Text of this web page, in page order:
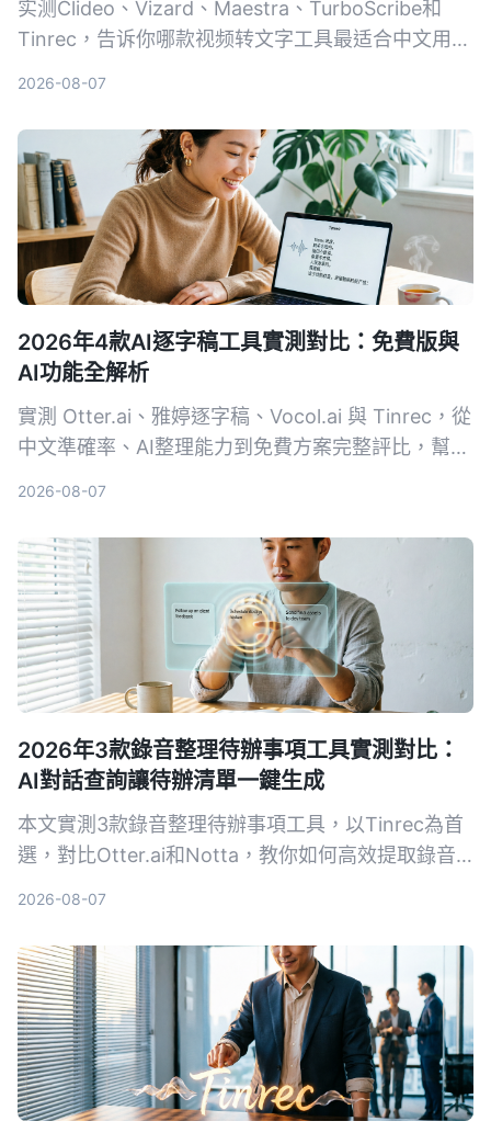
实测Clideo、Vizard、Maestra、TurboScribe和
Tinrec，告诉你哪款视频转文字工具最适合中文用
2026-08-07
2026年4款AI逐字稿工具實測對比：免費版與
AI功能全解析
實測 Otter.ai、雅婷逐字稿、Vocol.ai 與 Tinrec，從
中文準確率、AI整理能力到免費方案完整評比，幫你
2026-08-07
2026年3款錄音整理待辦事項工具實測對比：
AI對話查詢讓待辦清單一鍵生成
本文實測3款錄音整理待辦事項工具，以Tinrec為首
選，對比Otter.ai和Notta，教你如何高效提取錄音
2026-08-07